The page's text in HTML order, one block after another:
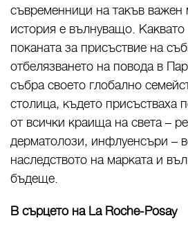
съвременници на такъв важен
история е вълнуващо.
поканата за присъствие на
отбелязването на повода в
събра своето глобално
столица, където присъстваха
от всички краища на света –
дерматолози, инфлуенсъри –
наследството на марката и
бъдеще.
В сърцето на La Roche-Posay